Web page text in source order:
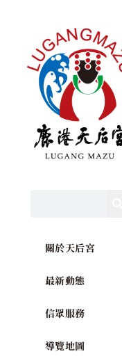
關於天后宮
最新動態
信眾服務
導覽地圖